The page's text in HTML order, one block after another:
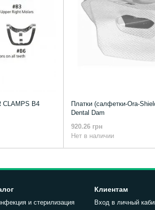
CLAMPS В4
Платки (салфетки-Ora-
Dental Dam
920.26 грн
Нет в наличии
и стерилизация
Клиентам
Вход в личный